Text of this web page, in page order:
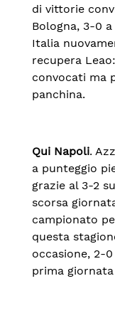
di vittorie
Bologna, 3-0
Italia
recupera
convocati ma
panchina.
Qui Napoli.
a punteggio
grazie al 3-2
scorsa
campionato
questa
occasione, 2-
prima